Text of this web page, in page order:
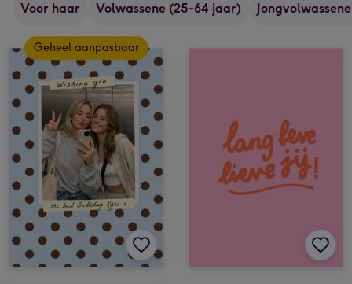
Voor haar Volwassene (25-64 jaar)
Geheel aanpasbaar